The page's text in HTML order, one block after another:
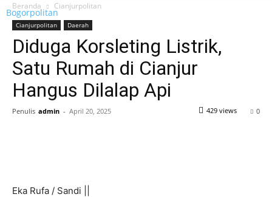
Bogorpolitan
Beranda Cianjurpolitan
Cianjurpolitan Daerah
Diduga Korsleting Listrik,
Satu Rumah di Cianjur
Hangus Dilalap Api
Penulis admin - April 20, 2025 0
429 views
Eka Rufa / Sandi ||